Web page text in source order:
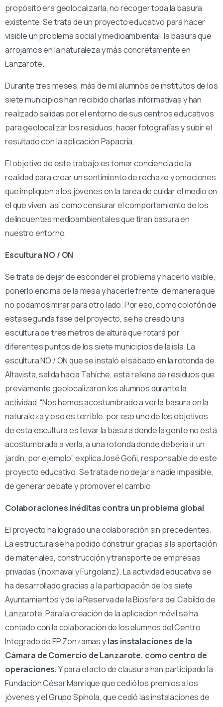
propósito era geolocalizarla, no recoger toda la basura
existente. Se trata de un proyecto educativo para hacer
visible un problema social y medioambiental: la basura que
arrojamos en la naturaleza y más concretamente en
Lanzarote.
Durante tres meses, más de mil alumnos de institutos de los
siete municipios han recibido charlas informativas y han
realizado salidas por el entorno de sus centros educativos
para geolocalizar los residuos, hacer fotografías y subir el
resultado con la aplicación Papacria.
El objetivo de este trabajo es tomar conciencia de la
realidad para crear un sentimiento de rechazo y emociones
que impliquen a los jóvenes en la tarea de cuidar el medio en
el que viven, así como censurar el comportamiento de los
delincuentes medioambientales que tiran basura en
nuestro entorno.
Escultura NO / ON
Se trata de dejar de esconder el problema y hacerlo visible,
ponerlo encima de la mesa y hacerle frente, de manera que
no podamos mirar para otro lado. Por eso, como colofón de
esta segunda fase del proyecto, se ha creado una
escultura de tres metros de altura que rotará por
diferentes puntos de los siete municipios de la isla. La
escultura NO / ON que se instaló el sábado en la rotonda de
Altavista, salida hacia Tahíche, está rellena de residuos que
previamente geolocalizaron los alumnos durante la
actividad. “Nos hemos acostumbrado a ver la basura en la
naturaleza y eso es terrible, por eso uno de los objetivos
de esta escultura es llevar la basura donde la gente no está
acostumbrada a verla, a una rotonda donde debería ir un
jardín, por ejemplo”, explica José Goñi, responsable de este
proyecto educativo. Se trata de no dejar a nadie impasible,
de generar debate y promover el cambio.
Colaboraciones inéditas contra un problema global
El proyecto ha logrado una colaboración sin precedentes.
La estructura se ha podido construir gracias a la aportación
de materiales, construcción y transporte de empresas
privadas (Inoxnaval y Furgolanz). La actividad educativa se
ha desarrollado gracias a la participación de los siete
Ayuntamientos y de la Reserva de la Biosfera del Cabildo de
Lanzarote. Para la creación de la aplicación móvil se ha
contado con la colaboración de los alumnos del Centro
Integrado de FP Zonzamas ylas instalaciones de la
Cámara de Comercio de Lanzarote, como centro de
operaciones.Y para el acto de clausura han participado la
Fundación César Manrique que cedió los premios a los
jóvenes y el Grupo Spínola, que cedió las instalaciones de